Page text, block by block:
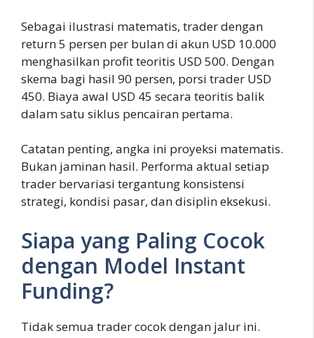
Sebagai ilustrasi matematis, trader dengan
return 5 persen per bulan di akun USD 10.000
menghasilkan profit teoritis USD 500. Dengan
skema bagi hasil 90 persen, porsi trader USD
450. Biaya awal USD 45 secara teoritis balik
dalam satu siklus pencairan pertama.
Catatan penting, angka ini proyeksi matematis.
Bukan jaminan hasil. Performa aktual setiap
trader bervariasi tergantung konsistensi
strategi, kondisi pasar, dan disiplin eksekusi.
Siapa yang Paling Cocok
dengan Model Instant
Funding?
Tidak semua trader cocok dengan jalur ini.